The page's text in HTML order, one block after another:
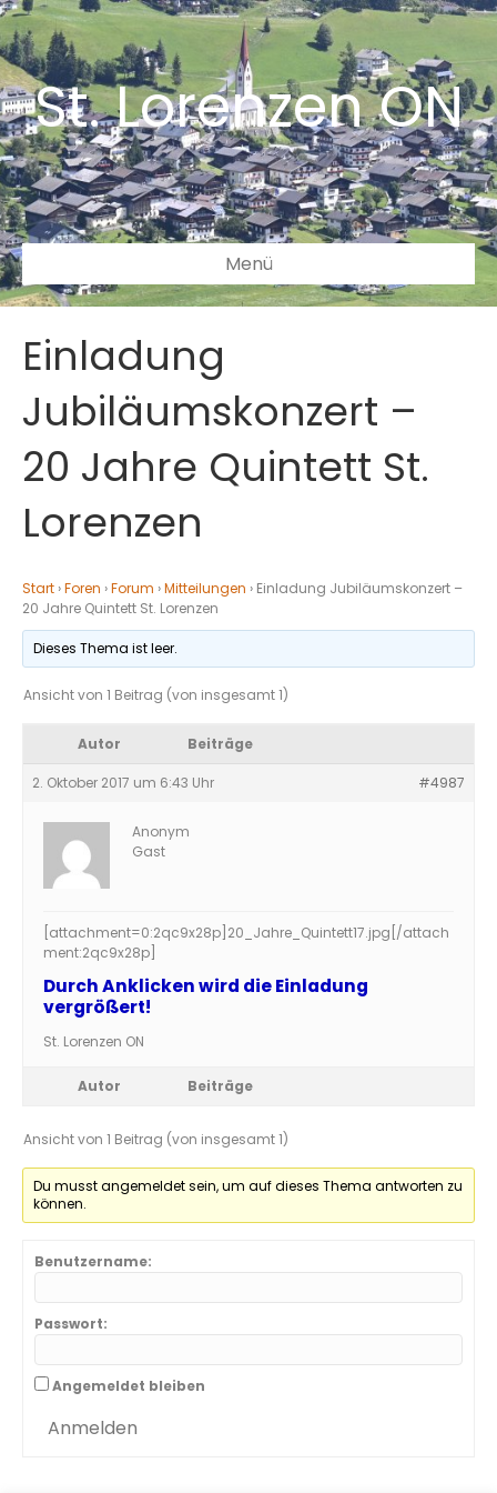
St. Lorenzen ON
Menü
Einladung
Jubiläumskonzert –
20 Jahre Quintett St.
Lorenzen
Start ›Foren ›Forum ›Mitteilungen › Einladung Jubiläumskonzert –
20 Jahre Quintett St. Lorenzen
Dieses Thema ist leer.
Ansicht von 1 Beitrag (von insgesamt 1)
Autor Beiträge
2. Oktober 2017 um 6:43 Uhr #4987
Anonym
Gast
[attachment=0:2qc9x28p] 20_Jahre_Quintett17.jpg [/attach
ment:2qc9x28p]
Durch Anklicken wird die Einladung
vergrößert!
St. Lorenzen ON
Autor Beiträge
Ansicht von 1 Beitrag (von insgesamt 1)
Du musst angemeldet sein, um auf dieses Thema antworten zu
können.
Benutzername:
Passwort:
Angemeldet bleiben
Anmelden